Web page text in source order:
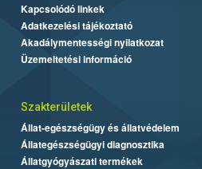
Kapcsolódó linkek
Adatkezelési tájékoztató
Akadálymentességi nyilatkozat
Üzemeltetési információ
Szakterületek
Állat-egészségügy és állatvédelem
Állategészségügyi diagnosztika
Állatgyógyászati termékek